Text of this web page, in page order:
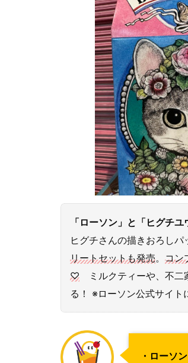
「ローソン」と「ヒグチ
ヒグチさんの描きおろしパ
リートセットも発売。 コン
♡ ミルクティーや、不二
る！ ※ローソン公式サイト
・ローソ